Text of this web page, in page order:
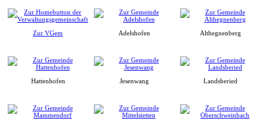
Zur VGem Adelshofen Althegnenberg
Hattenhofen Jesenwang Landsberied